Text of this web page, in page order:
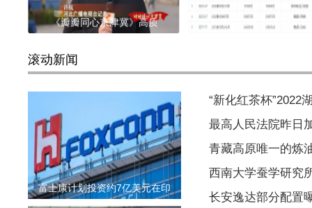
《瓣瓣同心京津冀》高质 知名酒企宋河酒业恢复
滚动新闻
富士康计划投资约7亿美元在印
“新化红茶杯”2022
最高人民法院昨日
青藏高原唯一的炼
西南大学蚕学研究
长安逸达部分配置